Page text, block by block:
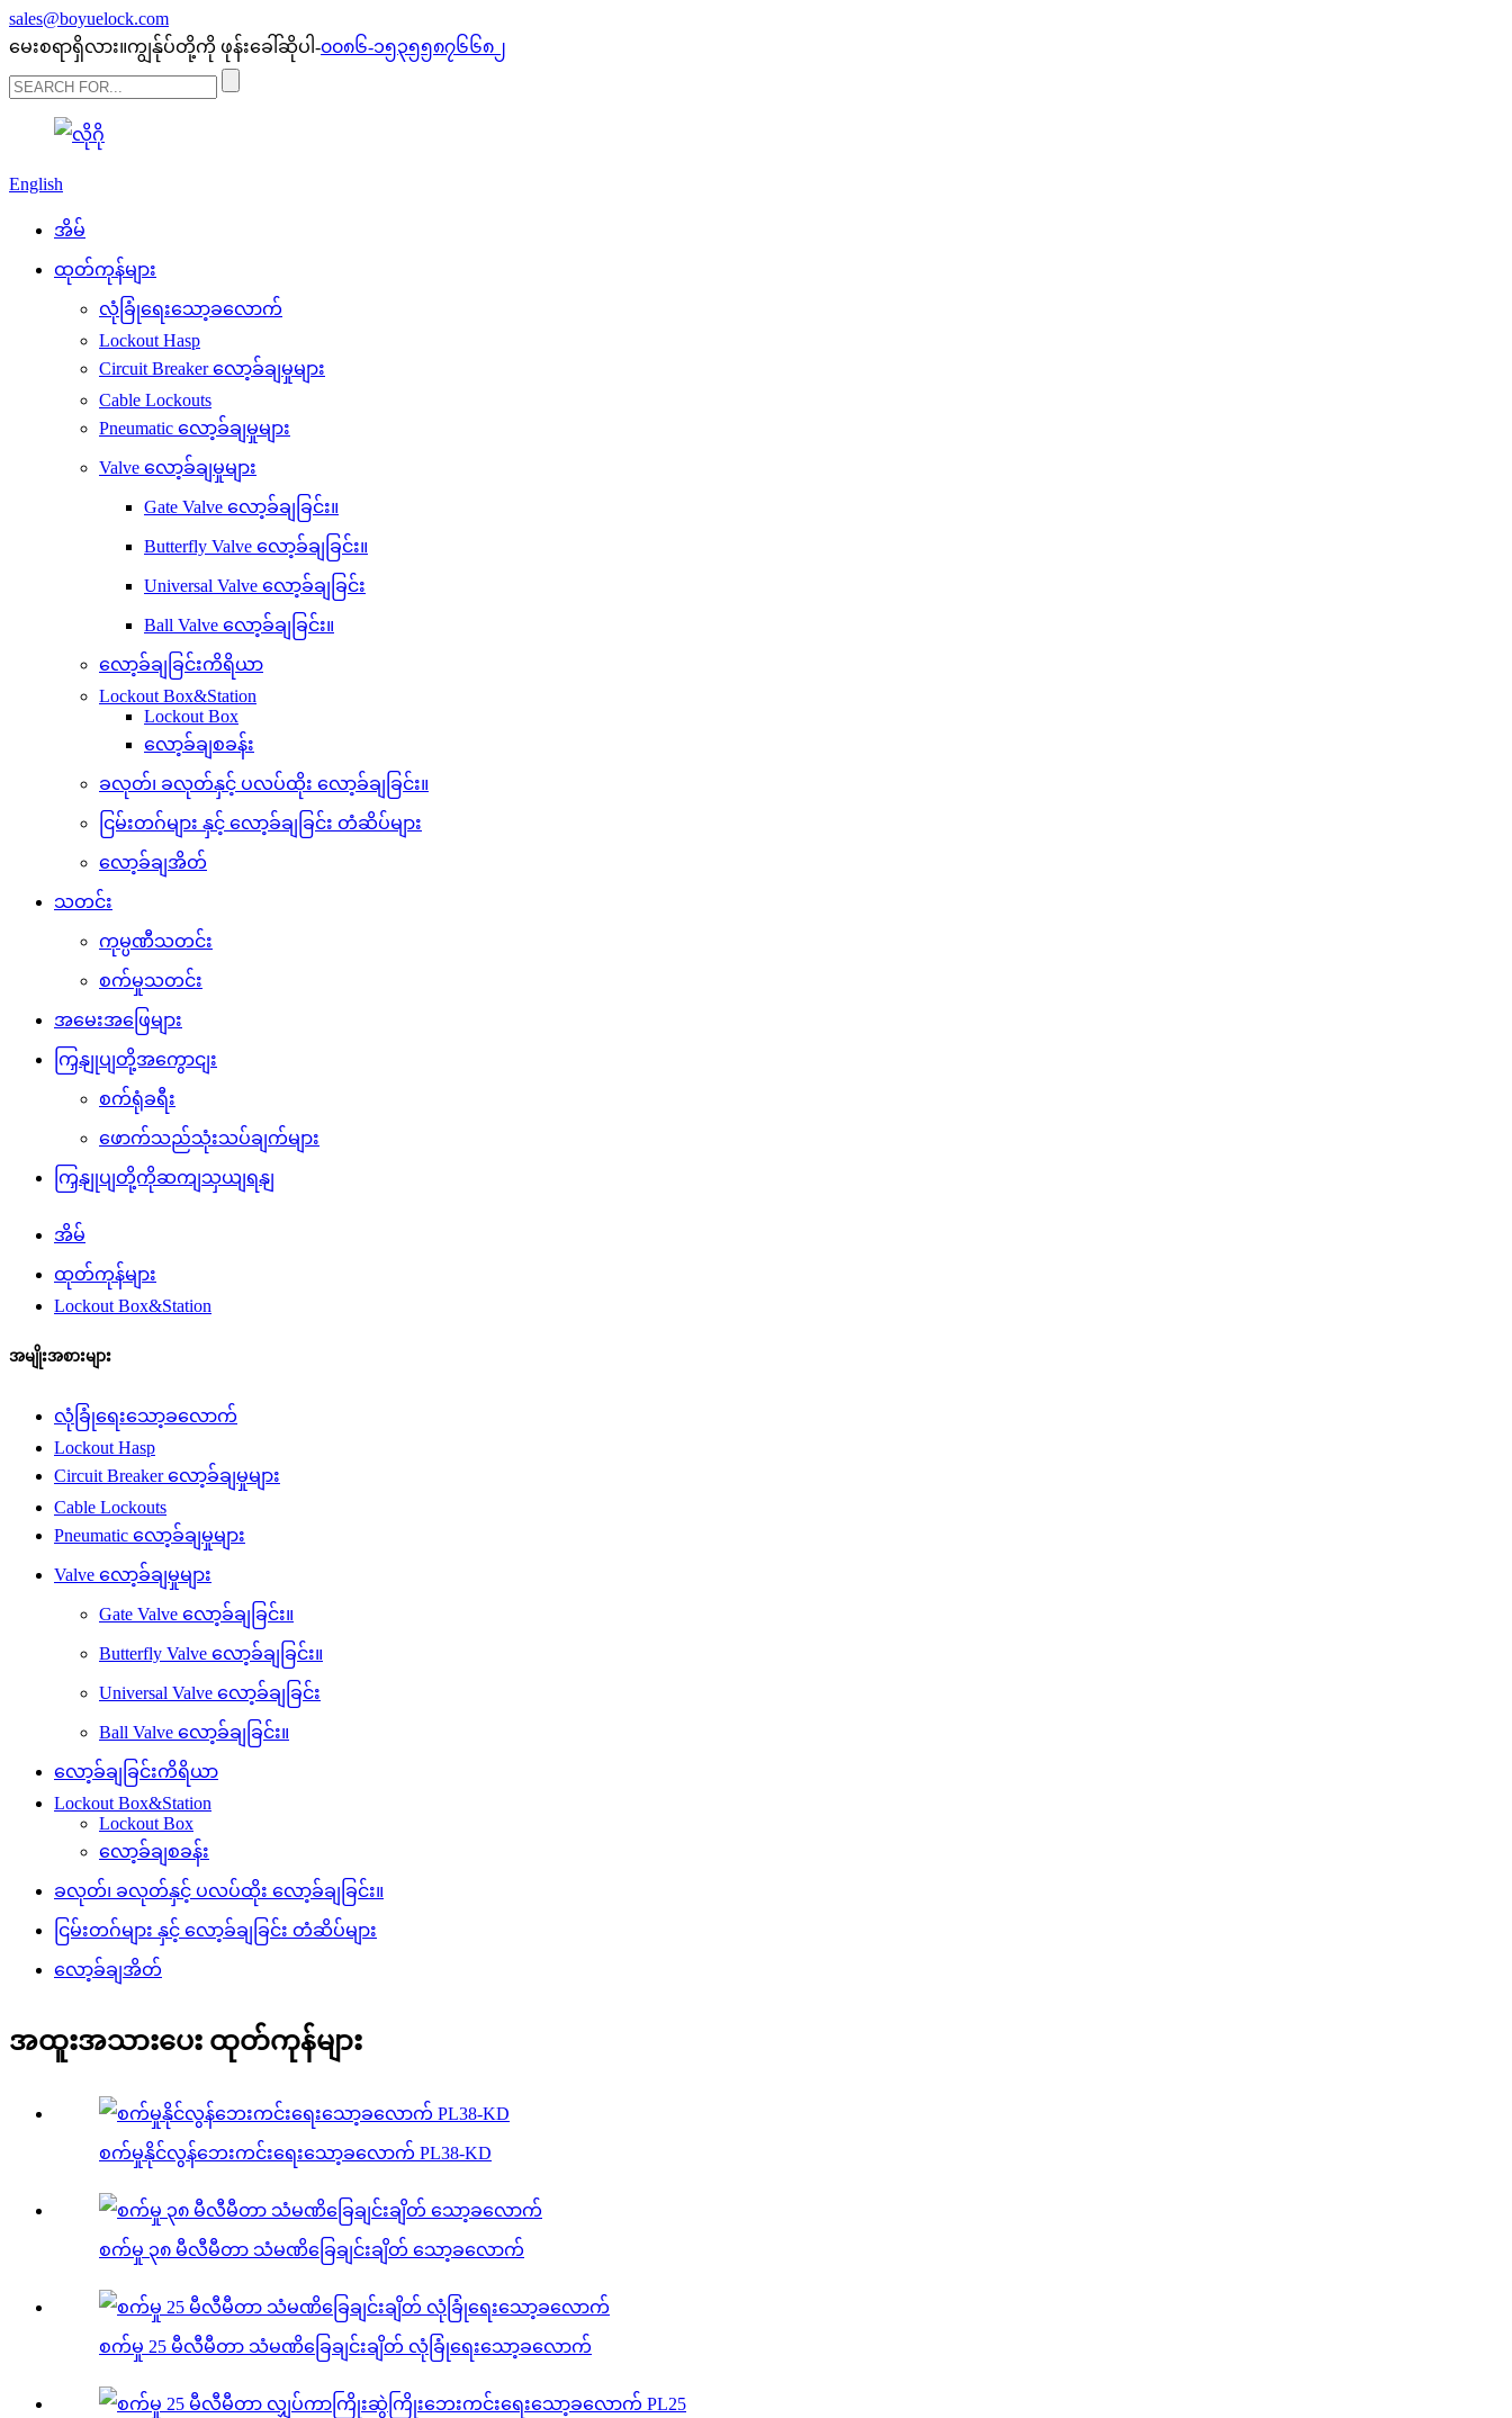
sales@boyuelock.com
မေးစရာရှိလား။ကျွန်ုပ်တို့ကို ဖုန်းခေါ်ဆိုပါ-၀၀၈၆-၁၅၃၅၅၈၇၆၆၈၂
English
အိမ်
ထုတ်ကုန်များ
လုံခြုံရေးသော့ခလောက်
Lockout Hasp
Circuit Breaker လော့ခ်ချမှုများ
Cable Lockouts
Pneumatic လော့ခ်ချမှုများ
Valve လော့ခ်ချမှုများ
Gate Valve လော့ခ်ချခြင်း။
Butterfly Valve လော့ခ်ချခြင်း။
Universal Valve လော့ခ်ချခြင်း
Ball Valve လော့ခ်ချခြင်း။
လော့ခ်ချခြင်းကိရိယာ
Lockout Box&Station
Lockout Box
လော့ခ်ချစခန်း
ခလုတ်၊ ခလုတ်နှင့် ပလပ်ထိုး လော့ခ်ချခြင်း။
ငြမ်းတဂ်များ နှင့် လော့ခ်ချခြင်း တံဆိပ်များ
လော့ခ်ချအိတ်
သတင်း
ကုမ္ပဏီသတင်း
စက်မှုသတင်း
အမေးအဖြေများ
ကြှနျုပျတို့အကွောငျး
စက်ရုံခရီး
ဖောက်သည်သုံးသပ်ချက်များ
ကြှနျုပျတို့ကိုဆကျသှယျရနျ
အိမ်
ထုတ်ကုန်များ
Lockout Box&Station
အမျိုးအစားများ
လုံခြုံရေးသော့ခလောက်
Lockout Hasp
Circuit Breaker လော့ခ်ချမှုများ
Cable Lockouts
Pneumatic လော့ခ်ချမှုများ
Valve လော့ခ်ချမှုများ
Gate Valve လော့ခ်ချခြင်း။
Butterfly Valve လော့ခ်ချခြင်း။
Universal Valve လော့ခ်ချခြင်း
Ball Valve လော့ခ်ချခြင်း။
လော့ခ်ချခြင်းကိရိယာ
Lockout Box&Station
Lockout Box
လော့ခ်ချစခန်း
ခလုတ်၊ ခလုတ်နှင့် ပလပ်ထိုး လော့ခ်ချခြင်း။
ငြမ်းတဂ်များ နှင့် လော့ခ်ချခြင်း တံဆိပ်များ
လော့ခ်ချအိတ်
အထူးအသားပေး ထုတ်ကုန်များ
စက်မှုနိုင်လွန်ဘေးကင်းရေးသော့ခလောက် PL38-KD
စက်မှု ၃၈ မီလီမီတာ သံမဏိခြေချင်းချိတ် သော့ခလောက်
စက်မှု 25 မီလီမီတာ သံမဏိခြေချင်းချိတ် လုံခြုံရေးသော့ခလောက်